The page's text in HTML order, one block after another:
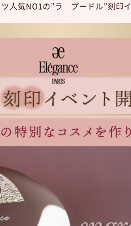
人気NO1の”ラ プードル”刻印